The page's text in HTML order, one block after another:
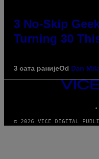
3 No-Skip
Turning 30
3 сата ранијеOd Dan
VICE
MEDIA
© 2026 VICE DIGITAL